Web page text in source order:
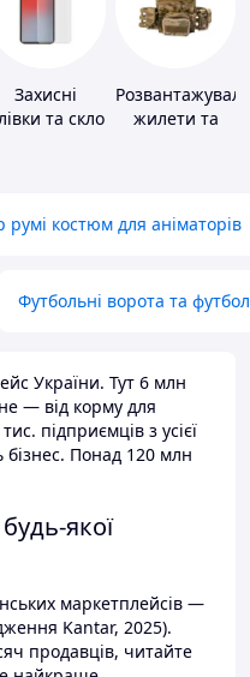
Захисні
та скло
жилети та
румі костюм для аніматорів
Футбольні ворота та
України. Тут 6 млн
— від корму для
підприємців з усієї
Понад 120 млн
якої
маркетплейсів —
Kantar, 2025).
продавців, читайте